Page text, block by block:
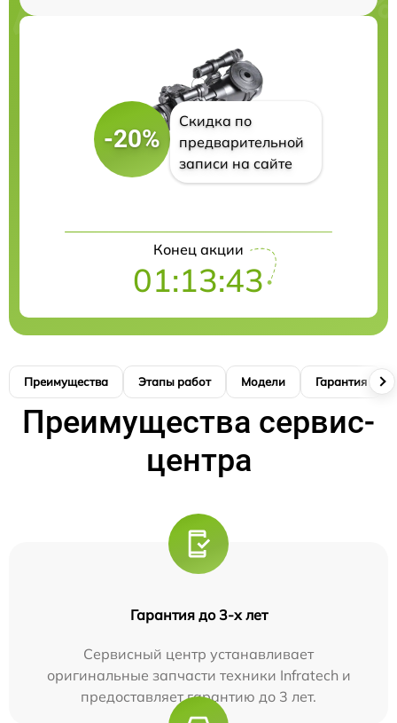
-20%
Скидка по
предварительной
записи на сайте
Конец акции
01:13:42
Преимущества Этапы работ Модели Гарантия
Преимущества сервис-
центра
Гарантия до 3-х лет
Сервисный центр устанавливает
оригинальные запчасти техники Infratech и
предоставляет гарантию до 3 лет.